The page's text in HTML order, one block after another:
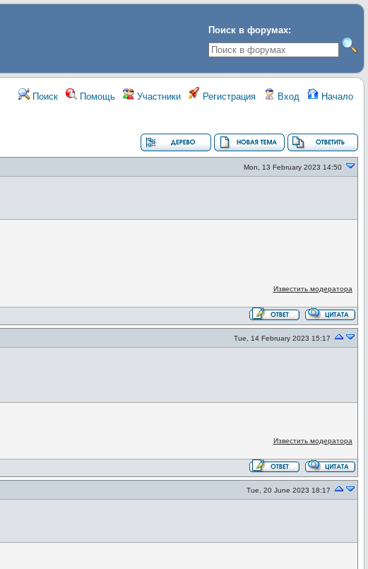
Поиск в форумах:
Поиск Помощь Участники Регистрация Вход Начало
Mon, 13 February 2023 14:50
Известить модератора
Tue, 14 February 2023 15:17
Известить модератора
Tue, 20 June 2023 18:17